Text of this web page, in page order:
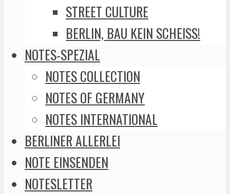
STREET CULTURE
BERLIN, BAU KEIN SCHEISS!
NOTES-SPEZIAL
NOTES COLLECTION
NOTES OF GERMANY
NOTES INTERNATIONAL
BERLINER ALLERLEI
NOTE EINSENDEN
NOTESLETTER